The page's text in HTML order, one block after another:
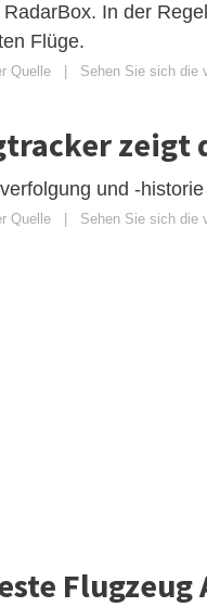
In der
Flüge.
Quelle Sehen Sie sich die
zeigt
und -
Quelle Sehen Sie sich die
Flugzeug